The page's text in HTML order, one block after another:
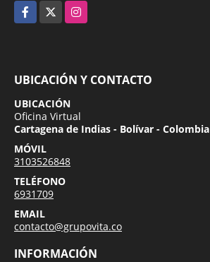
Facebook Instagram
UBICACIÓN Y CONTACTO
UBICACIÓN
Oficina Virtual
Cartagena de Indias - Bolívar - Colombia
MÓVIL
3103526848
TELÉFONO
6931709
EMAIL
contacto@grupovita.co
INFORMACIÓN